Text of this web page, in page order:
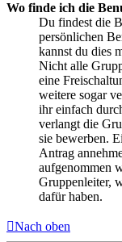
Wo finde ich die
Du findest die
persönlichen
kannst du dies
Nicht alle
eine
weitere sogar
ihr einfach
verlangt die
sie bewerben.
Antrag
aufgenommen
Gruppenleiter,
dafür haben.
Nach oben